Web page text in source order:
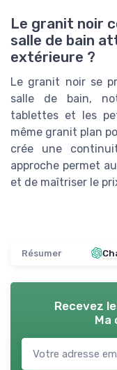
Le granit noir
salle de bain
extérieure ?
Le granit noir se
salle de bain,
tablettes et les
même granit plan
crée une
approche permet
et de maîtriser le
Résumer
Recevez
Ma